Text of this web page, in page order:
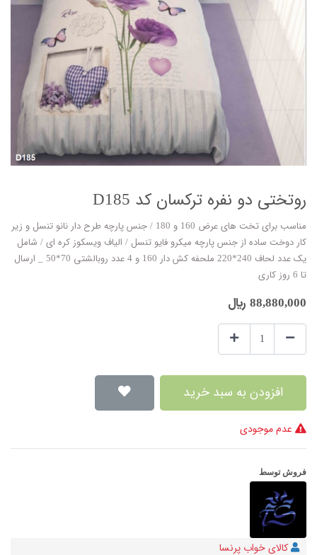
روتختی دو نفره ترکسان کد D185
مناسب برای تخت های عرض 160 و 180 / جنس پارچه طرح دار نانو تنسل و زیر
کار دوخت ساده از جنس پارچه میکرو فایو تنسل / الیاف ویسکوز کره ای / شامل
یک عدد لحاف 240*220 ملحفه کش دار 160 و 4 عدد روبالشتی 70*50 _ ارسال
تا 6 روز کاری
88,880,000 ﷼
افزودن به سبد خرید
عدم موجودی
فروش توسط
کالای خواب پرنسا